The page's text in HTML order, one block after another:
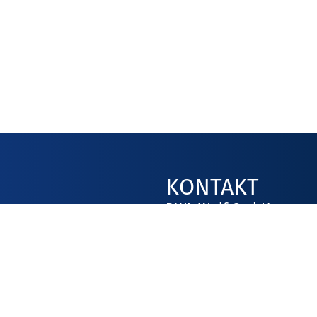
KONTAKT
DWL-Wolf GmbH